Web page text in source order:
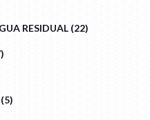
RESIDUAL 2222
PRODUCTS
7
PRODUCTS
55
PRODUCTS